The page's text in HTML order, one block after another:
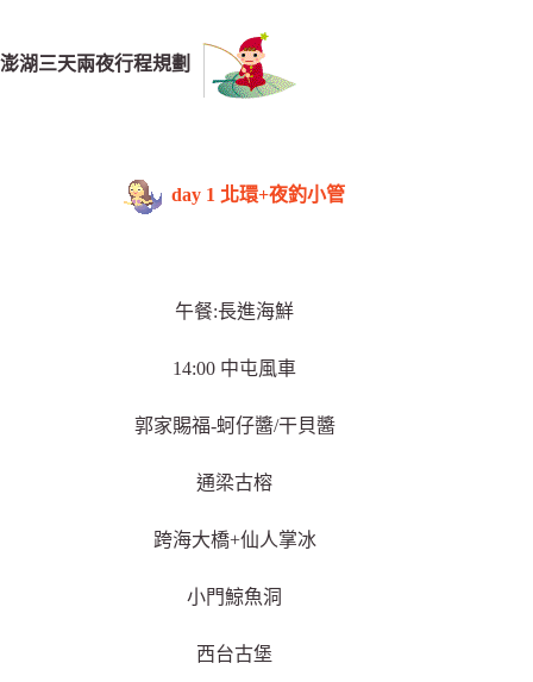
澎湖三天兩夜行程規劃
day 1 北環+夜釣小管
午餐:長進海鮮
14:00 中屯風車
郭家賜福-蚵仔醬/干貝醬
通梁古榕
跨海大橋+仙人掌冰
小門鯨魚洞
西台古堡